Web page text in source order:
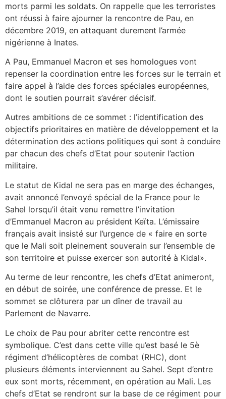
morts parmi les soldats. On rappelle que les terroristes
ont réussi à faire ajourner la rencontre de Pau, en
décembre 2019, en attaquant durement l’armée
nigérienne à Inates.
A Pau, Emmanuel Macron et ses homologues vont
repenser la coordination entre les forces sur le terrain et
faire appel à l’aide des forces spéciales européennes,
dont le soutien pourrait s’avérer décisif.
Autres ambitions de ce sommet : l’identification des
objectifs prioritaires en matière de développement et la
détermination des actions politiques qui sont à conduire
par chacun des chefs d’Etat pour soutenir l’action
militaire.
Le statut de Kidal ne sera pas en marge des échanges,
avait annoncé l’envoyé spécial de la France pour le
Sahel lorsqu’il était venu remettre l’invitation
d’Emmanuel Macron au président Keïta. L’émissaire
français avait insisté sur l’urgence de « faire en sorte
que le Mali soit pleinement souverain sur l’ensemble de
son territoire et puisse exercer son autorité à Kidal».
Au terme de leur rencontre, les chefs d’Etat animeront,
en début de soirée, une conférence de presse. Et le
sommet se clôturera par un dîner de travail au
Parlement de Navarre.
Le choix de Pau pour abriter cette rencontre est
symbolique. C’est dans cette ville qu’est basé le 5è
régiment d’hélicoptères de combat (RHC), dont
plusieurs éléments interviennent au Sahel. Sept d’entre
eux sont morts, récemment, en opération au Mali. Les
chefs d’Etat se rendront sur la base de ce régiment pour